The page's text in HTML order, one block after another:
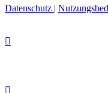
Datenschutz |